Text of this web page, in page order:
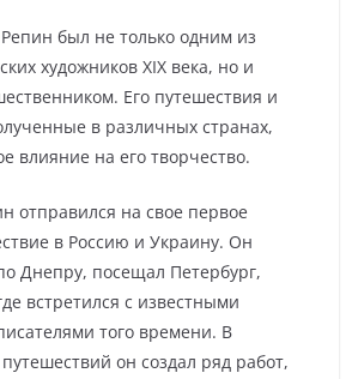
был не только одним из
художников XIX века, но и
Его путешествия и
в различных странах,
влияние на его творчество.
отправился на свое первое
в Россию и Украину. Он
Днепру, посещал Петербург,
встретился с известными
того времени. В
путешествий он создал ряд работ,